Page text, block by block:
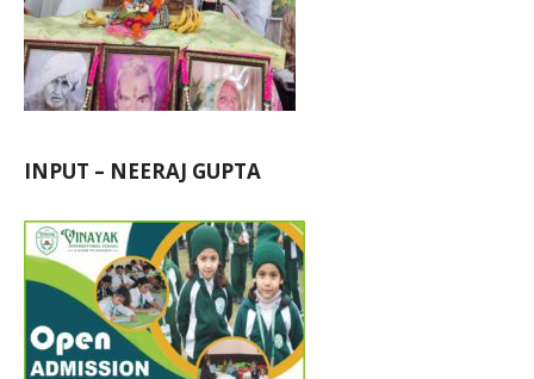
INPUT – NEERAJ GUPTA